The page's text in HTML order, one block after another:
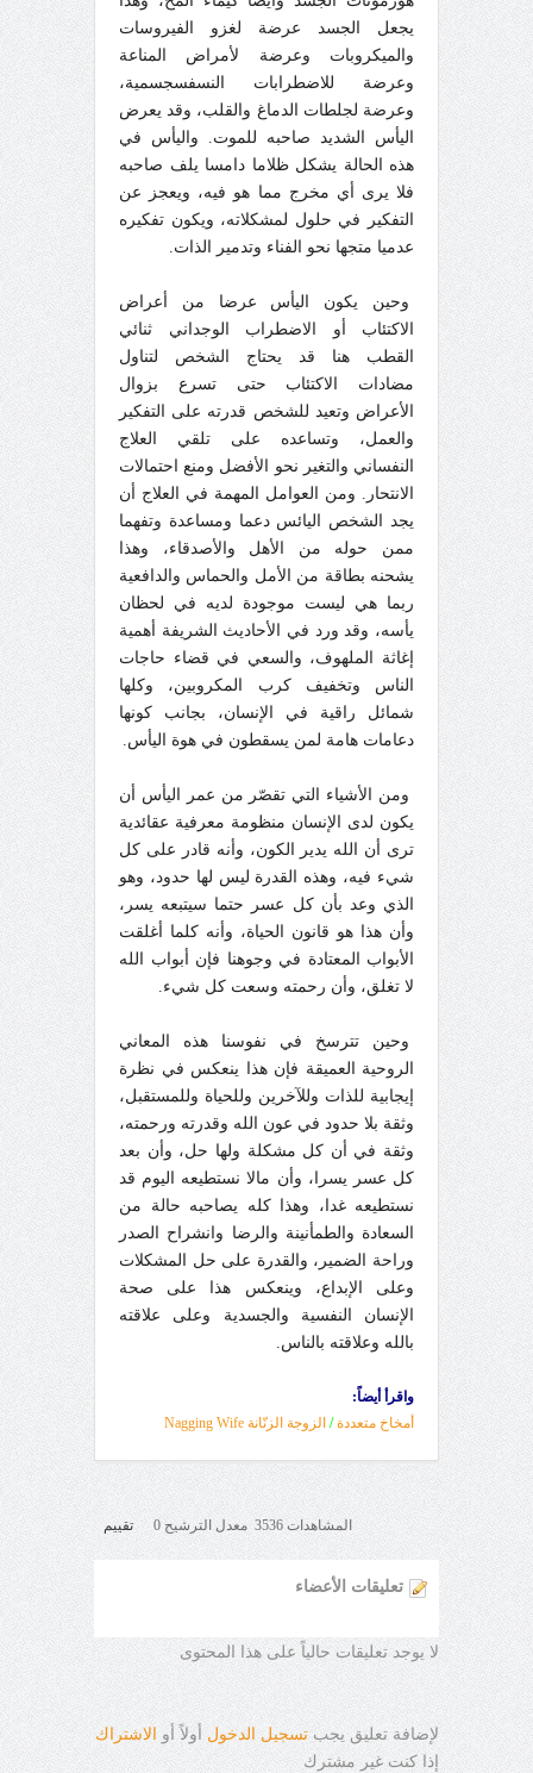
يجعل الجسد عرضة لغزو الفيروسات
والميكروبات وعرضة لأمراض المناعة
وعرضة للاضطرابات النسفسجسمية،
وعرضة لجلطات الدماغ والقلب، وقد يعرض
اليأس الشديد صاحبه للموت. واليأس في
هذه الحالة يشكل ظلاما دامسا يلف صاحبه
فلا يرى أي مخرج مما هو فيه، ويعجز عن
التفكير في حلول لمشكلاته، ويكون تفكيره
عدميا متجها نحو الفناء وتدمير الذات.
وحين يكون اليأس عرضا من أعراض
الاكتئاب أو الاضطراب الوجداني ثنائي
القطب هنا قد يحتاج الشخص لتناول
مضادات الاكتئاب حتى تسرع بزوال
الأعراض وتعيد للشخص قدرته على التفكير
والعمل، وتساعده على تلقي العلاج
النفساني والتغير نحو الأفضل ومنع احتمالات
الانتحار. ومن العوامل المهمة في العلاج أن
يجد الشخص اليائس دعما ومساعدة وتفهما
ممن حوله من الأهل والأصدقاء، وهذا
يشحنه بطاقة من الأمل والحماس والدافعية
ربما هي ليست موجودة لديه في لحظان
يأسه، وقد ورد في الأحاديث الشريفة أهمية
إغاثة الملهوف، والسعي في قضاء حاجات
الناس وتخفيف كرب المكروبين، وكلها
شمائل راقية في الإنسان، بجانب كونها
دعامات هامة لمن يسقطون في هوة اليأس.
ومن الأشياء التي تقصّر من عمر اليأس أن
يكون لدى الإنسان منظومة معرفية عقائدية
ترى أن الله يدير الكون، وأنه قادر على كل
شيء فيه، وهذه القدرة ليس لها حدود، وهو
الذي وعد بأن كل عسر حتما سيتبعه يسر،
وأن هذا هو قانون الحياة، وأنه كلما أغلقت
الأبواب المعتادة في وجوهنا فإن أبواب الله
لا تغلق، وأن رحمته وسعت كل شيء.
وحين تترسخ في نفوسنا هذه المعاني
الروحية العميقة فإن هذا ينعكس في نظرة
إيجابية للذات وللآخرين وللحياة وللمستقبل،
وثقة بلا حدود في عون الله وقدرته ورحمته،
وثقة في أن كل مشكلة ولها حل، وأن بعد
كل عسر يسرا، وأن مالا نستطيعه اليوم قد
نستطيعه غدا، وهذا كله يصاحبه حالة من
السعادة والطمأنينة والرضا وانشراح الصدر
وراحة الضمير، والقدرة على حل المشكلات
وعلى الإبداع، وينعكس هذا على صحة
الإنسان النفسية والجسدية وعلى علاقته
بالله وعلاقته بالناس.
واقرأ أيضاً:
أمخاخ متعددة / الزوجة الزنّانة Nagging Wife
المشاهدات 3536 معدل الترشيح 0 تقييم
تعليقات الأعضاء
لا يوجد تعليقات حالياً على هذا المحتوى
لإضافة تعليق يجب تسجيل الدخول أولاً أو
الاشتراك
إذا كنت غير مشترك